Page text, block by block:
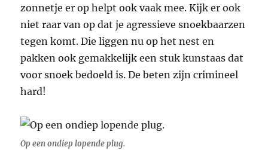
zonnetje er op helpt ook vaak mee. Kijk er ook
niet raar van op dat je agressieve snoekbaarzen
tegen komt. Die liggen nu op het nest en
pakken ook gemakkelijk een stuk kunstaas dat
voor snoek bedoeld is. De beten zijn crimineel
hard!
Op een ondiep lopende plug.